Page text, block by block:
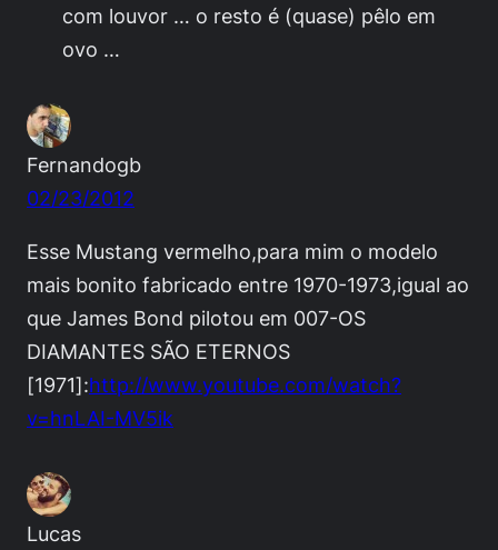
com louvor … o resto é (quase) pêlo em
ovo …
Fernandogb
02/23/2012
Esse Mustang vermelho,para mim o modelo
mais bonito fabricado entre 1970-1973,igual ao
que James Bond pilotou em 007-OS
DIAMANTES SÃO ETERNOS
[1971]:http://www.youtube.com/watch?
v=hnLAI-MV5ik
Lucas